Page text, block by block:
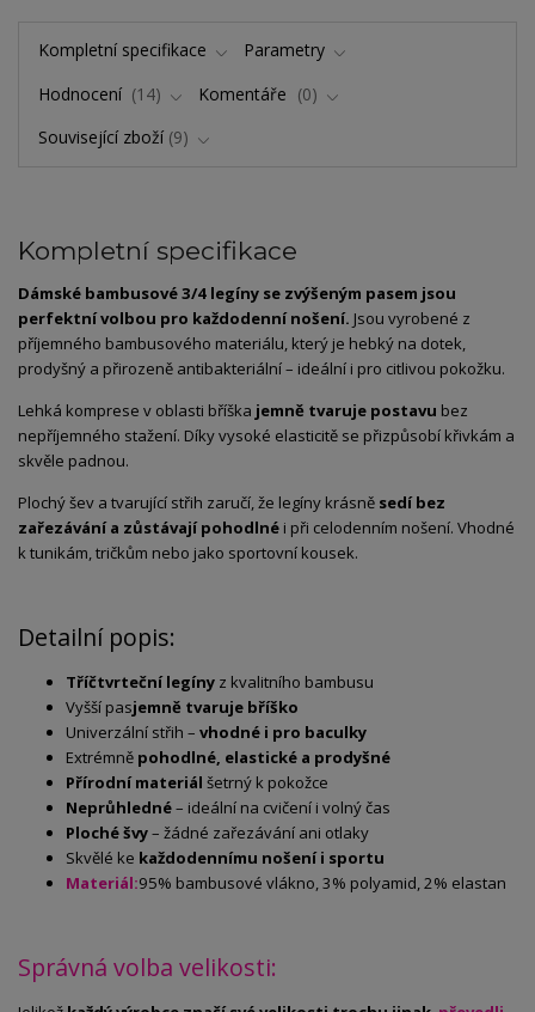
Kompletní specifikace
Parametry
Hodnocení
14 Komentáře
0
Související zboží 9
Kompletní specifikace
Dámské bambusové3/4 legíny se zvýšeným pasem jsou
perfektnívolbou pro každodennínošení. Jsou vyrobené z
příjemného bambusového materiálu, který je hebký na dotek,
prodyšný a přirozeně antibakteriální – ideální i pro citlivou pokožku.
Lehká komprese v oblasti bříška jemně tvaruje postavu bez
nepříjemného stažení. Díkyvysoké elasticitě se přizpůsobí křivkám a
skvěle padnou.
Plochýšev a tvarující střih zaručí,že legíny krásně sedíbez
zařezávánía zůstávajípohodlné i při celodenním nošení. Vhodné
ktunikám,tričkům nebo jako sportovní kousek.
Detailní popis:
Tříčtvrtečnílegíny z kvalitního bambusu
Vyšší pasjemně tvaruje bříško
Univerzální střih – vhodné i pro baculky
Extrémně pohodlné, elastické a prodyšné
Přírodnímateriál šetrný k pokožce
Neprůhledné– ideální na cvičení i volnýčas
Plochéšvy– žádné zařezávání ani otlaky
Skvělé ke každodennímu nošeníi sportu
Materiál:95% bambusové vlákno, 3% polyamid, 2% elastan
Správná volba velikosti: